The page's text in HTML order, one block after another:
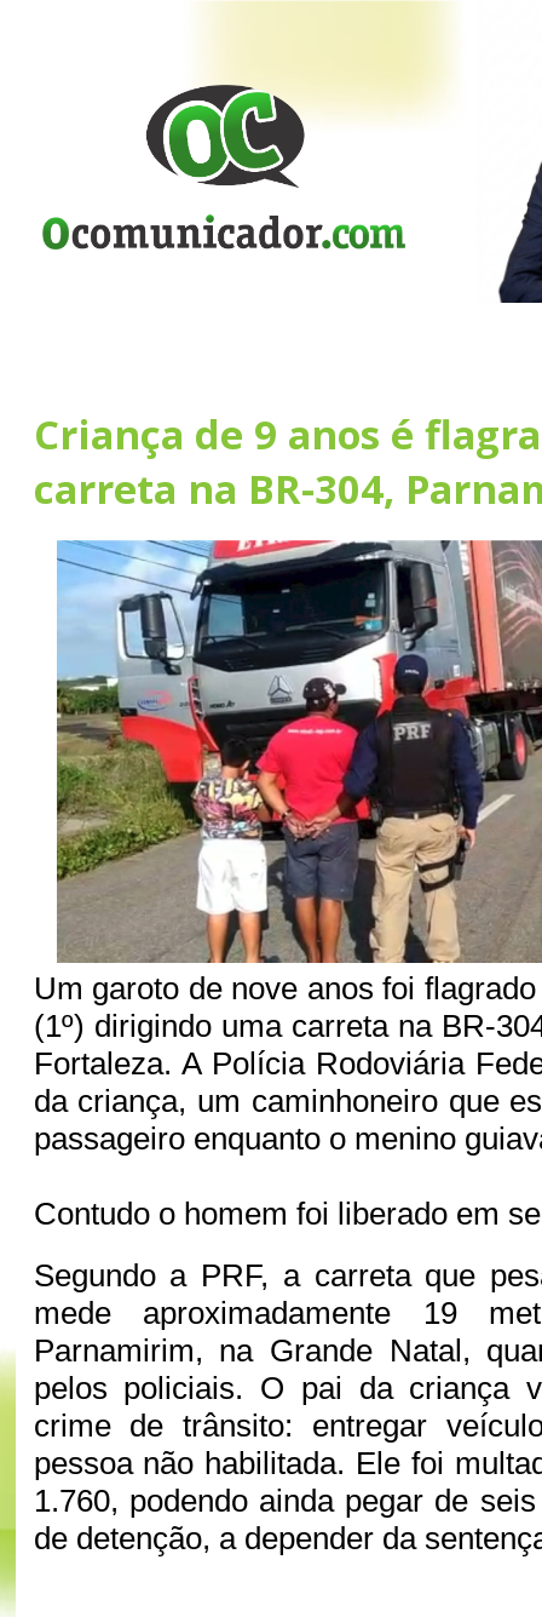
Criança de 9 anos é
carreta na BR-304,
Um garoto de nove anos foi
(1º) dirigindo uma carreta na BR-
Fortaleza. A Polícia Rodoviária
da criança, um caminhoneiro que
passageiro enquanto o menino
Contudo o homem foi liberado em
Segundo a PRF, a carreta que
mede aproximadamente 19
Parnamirim, na Grande Natal,
pelos policiais. O pai da criança
crime de trânsito: entregar
pessoa não habilitada. Ele foi
1.760, podendo ainda pegar de
de detenção, a depender da